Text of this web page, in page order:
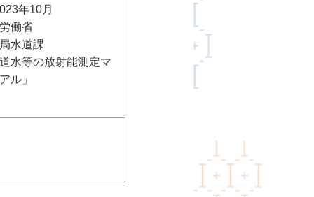
年10月
働省
水道課
水等の放射能測定マ
ル」